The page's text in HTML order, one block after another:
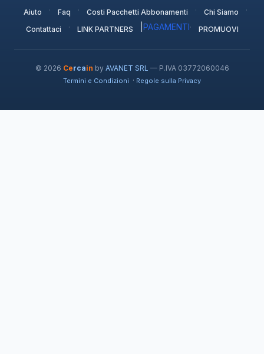
Aiuto · Faq · Costi Pacchetti Abbonamenti · Chi Siamo ·
Contattaci · LINK PARTNERS PAGAMENTI· PROMUOVI
© 2026 Cercain by AVANET SRL — P.IVA 03772060046
Termini e Condizioni · Regole sulla Privacy